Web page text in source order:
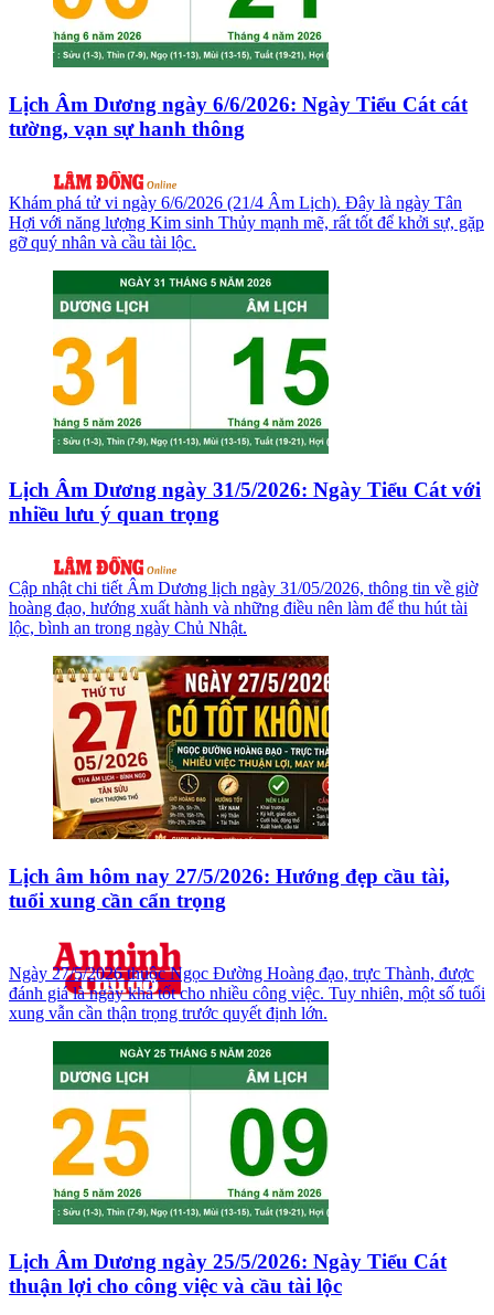
Lịch Âm Dương ngày 6/6/2026: Ngày Tiểu Cát cát
tường, vạn sự hanh thông
Khám phá tử vi ngày 6/6/2026 (21/4 Âm Lịch). Đây là ngày Tân
Hợi với năng lượng Kim sinh Thủy mạnh mẽ, rất tốt để khởi sự, gặp
gỡ quý nhân và cầu tài lộc.
Lịch Âm Dương ngày 31/5/2026: Ngày Tiểu Cát với
nhiều lưu ý quan trọng
Cập nhật chi tiết Âm Dương lịch ngày 31/05/2026, thông tin về giờ
hoàng đạo, hướng xuất hành và những điều nên làm để thu hút tài
lộc, bình an trong ngày Chủ Nhật.
Lịch âm hôm nay 27/5/2026: Hướng đẹp cầu tài,
tuổi xung cần cẩn trọng
Ngày 27/5/2026 thuộc Ngọc Đường Hoàng đạo, trực Thành, được
đánh giá là ngày khá tốt cho nhiều công việc. Tuy nhiên, một số tuổi
xung vẫn cần thận trọng trước quyết định lớn.
Lịch Âm Dương ngày 25/5/2026: Ngày Tiểu Cát
thuận lợi cho công việc và cầu tài lộc